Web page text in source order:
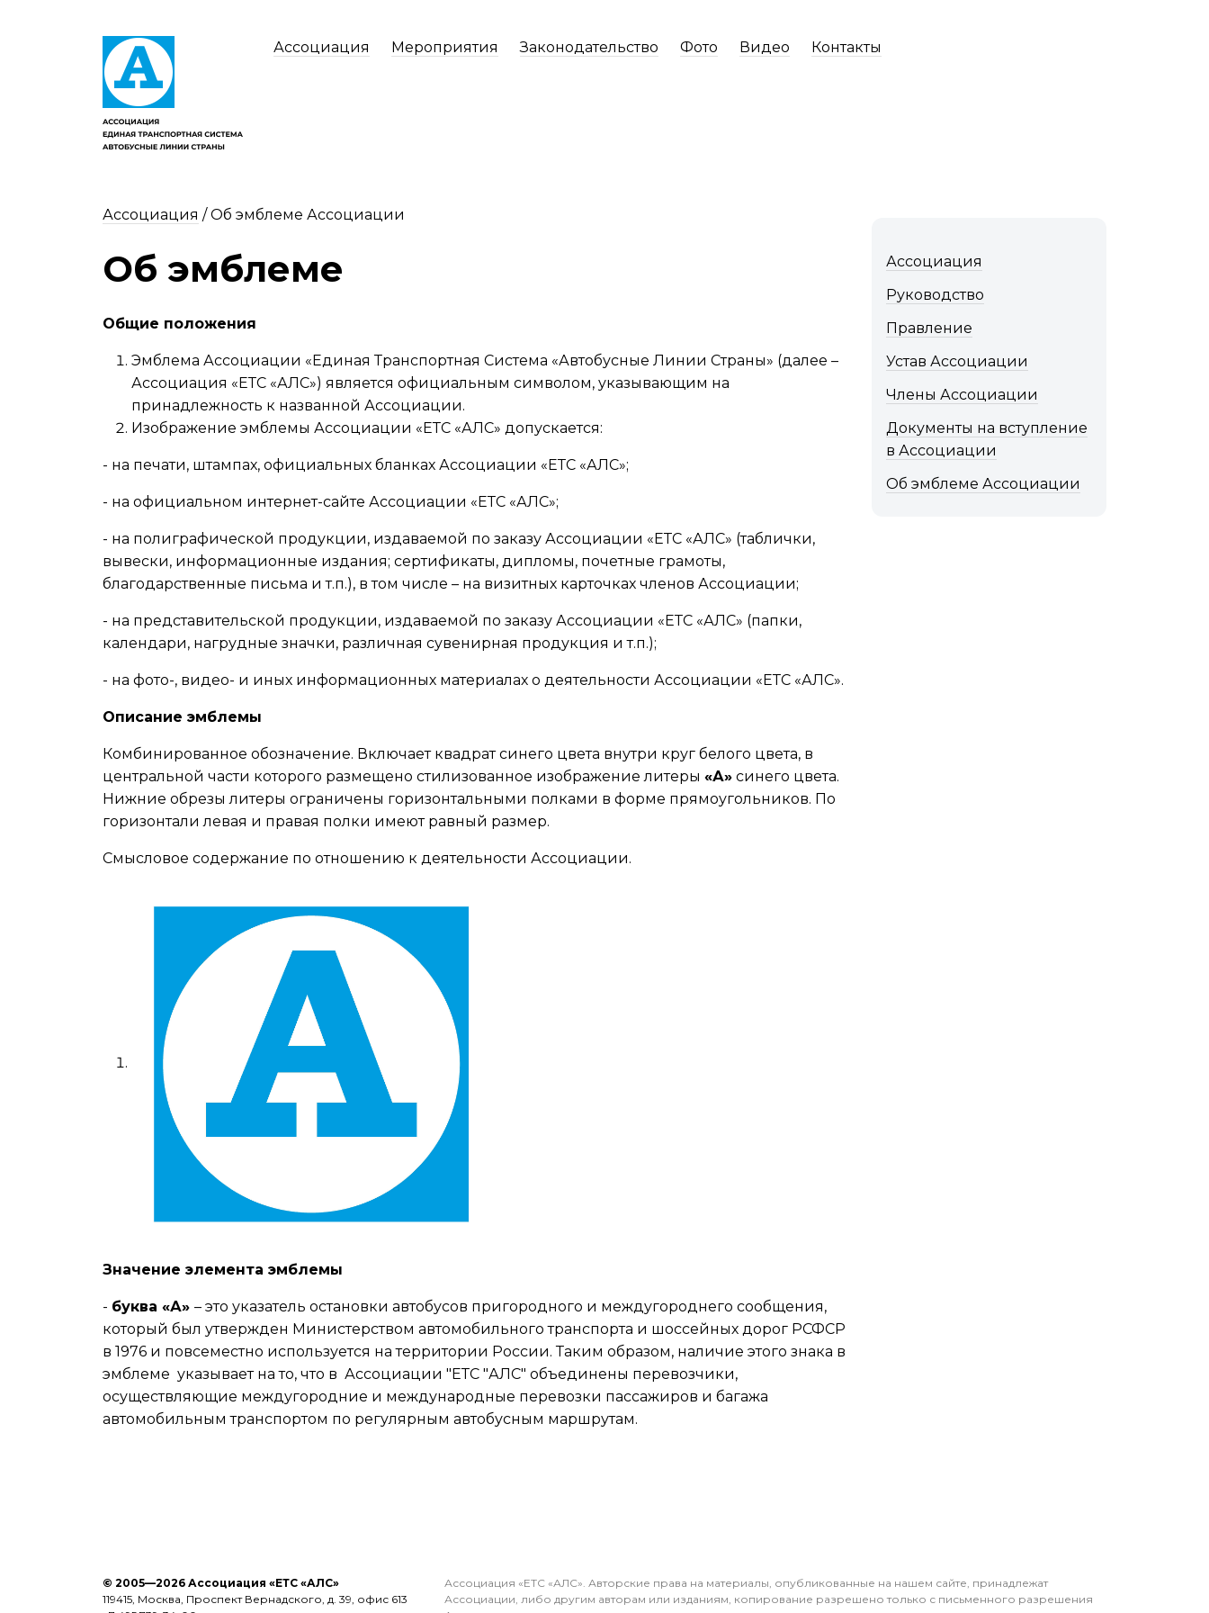
Ассоциация Мероприятия Законодательство Фото Видео Контакты
Ассоциация /Об эмблеме Ассоциации
Об эмблеме
Общие положения
Эмблема Ассоциации «Единая Транспортная Система «Автобусные Линии Страны» (далее –
Ассоциация «ЕТС «АЛС») является официальным символом, указывающим на
принадлежность к названной Ассоциации.
Изображение эмблемы Ассоциации «ЕТС «АЛС» допускается:
- на печати, штампах, официальных бланках Ассоциации «ЕТС «АЛС»;
- на официальном интернет-сайте Ассоциации «ЕТС «АЛС»;
- на полиграфической продукции, издаваемой по заказу Ассоциации «ЕТС «АЛС» (таблички,
вывески, информационные издания; сертификаты, дипломы, почетные грамоты,
благодарственные письма и т.п.), в том числе – на визитных карточках членов Ассоциации;
- на представительской продукции, издаваемой по заказу Ассоциации «ЕТС «АЛС» (папки,
календари, нагрудные значки, различная сувенирная продукция и т.п.);
- на фото-, видео- и иных информационных материалах о деятельности Ассоциации «ЕТС «АЛС».
Описание эмблемы
Комбинированное обозначение. Включает квадрат синего цвета внутри круг белого цвета, в
центральной части которого размещено стилизованное изображение литеры «А» синего цвета.
Нижние обрезы литеры ограничены горизонтальными полками в форме прямоугольников. По
горизонтали левая и правая полки имеют равный размер.
Смысловое содержание по отношению к деятельности Ассоциации.
Значение элемента эмблемы
- буква «А» – это указатель остановки автобусов пригородного и междугороднего сообщения,
который был утвержден Министерством автомобильного транспорта и шоссейных дорог РСФСР
в 1976 и повсеместно используется на территории России. Таким образом, наличие этого знака в
эмблеме указывает на то, что в Ассоциации "ЕТС "АЛС" объединены перевозчики,
осуществляющие междугородние и международные перевозки пассажиров и багажа
автомобильным транспортом по регулярным автобусным маршрутам.
Ассоциация
Руководство
Правление
Устав Ассоциации
Члены Ассоциации
Документы на вступление
в Ассоциации
Об эмблеме Ассоциации
© 2005—2026 Ассоциация «ЕТС «АЛС»
119415, Москва, Проспект Вернадского, д. 39, офис 613
Ассоциация «ЕТС «АЛС». Авторские права на материалы, опубликованные на нашем сайте, принадлежат
Ассоциации, либо другим авторам или изданиям, копирование разрешено только с письменного разрешения